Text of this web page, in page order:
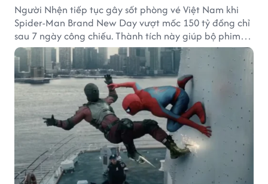
Người Nhện tiếp tục gây sốt phòng vé Việt Nam khi
Spider-Man Brand New Day vượt mốc 150 tỷ đồng chỉ
sau 7 ngày công chiếu. Thành tích này giúp bộ phim
của Tom Holland tạo khoảng cách đáng kể với The
Odyssey trên đường đua doanh thu.